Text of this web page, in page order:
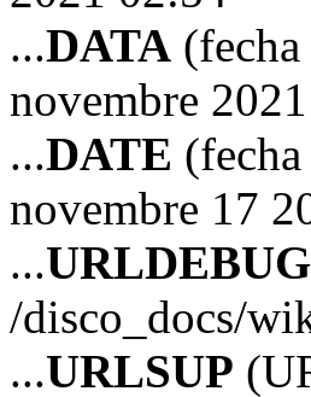
...DATA
novembre
...DATE
novembre 17
...URLDEBUG
/disco_docs/
...URLSUP